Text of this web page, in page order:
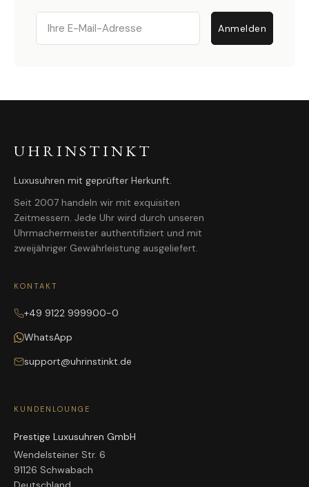
Email
Anmelden
UHRINSTINKT
Luxusuhren mit geprüfter Herkunft.
Seit 2007 handeln wir mit exquisiten
Zeitmessern. Jede Uhr wird durch unseren
Uhrmachermeister authentifiziert und mit
zweijähriger Gewährleistung ausgeliefert.
KONTAKT
+49 9122 999900-0
WhatsApp
support@uhrinstinkt.de
KUNDENLOUNGE
Prestige Luxusuhren GmbH
Wendelsteiner Str. 6
91126 Schwabach